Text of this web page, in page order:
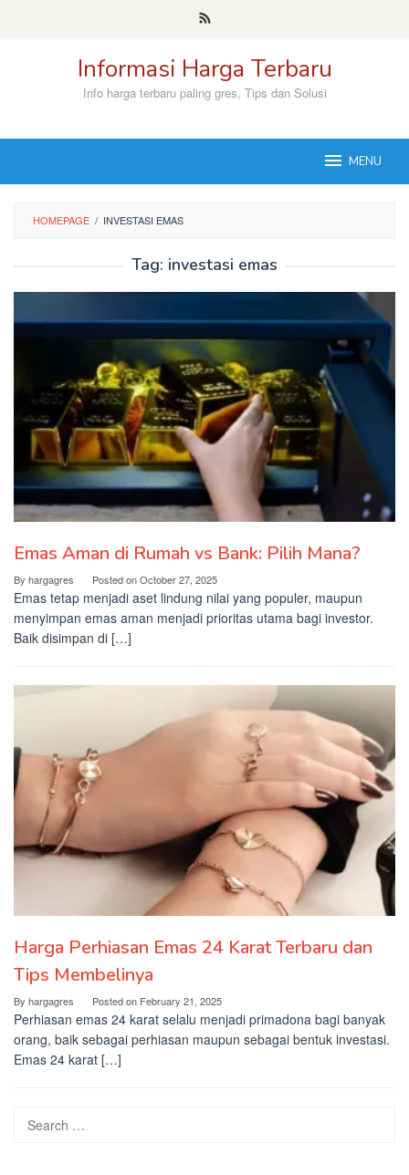
Informasi Harga Terbaru
Info harga terbaru paling gres, Tips dan Solusi
MENU
HOMEPAGE / INVESTASI EMAS
Tag: investasi emas
Emas Aman di Rumah vs Bank: Pilih Mana?
By hargagres Posted onOctober 27, 2025
Emas tetap menjadi aset lindung nilai yang populer, maupun
menyimpan emas aman menjadi prioritas utama bagi investor.
Baik disimpan di […]
Harga Perhiasan Emas 24 Karat Terbaru dan
Tips Membelinya
By hargagres Posted on February 21, 2025
Perhiasan emas 24 karat selalu menjadi primadona bagi banyak
orang, baik sebagai perhiasan maupun sebagai bentuk investasi.
Emas 24 karat […]
Search
for: